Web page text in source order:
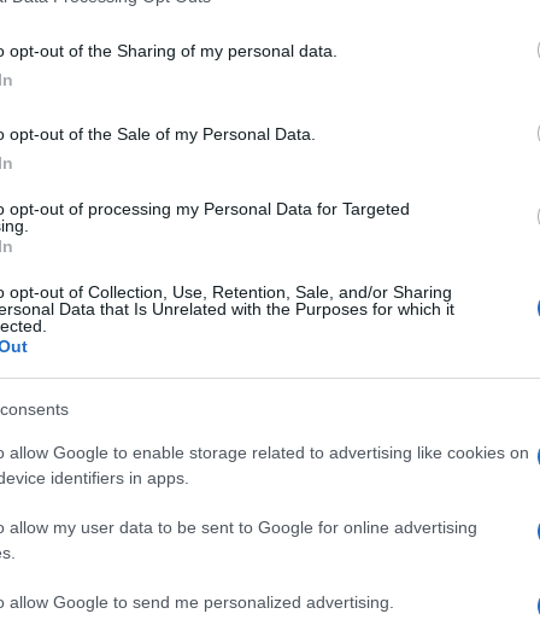
opt-out of the Sharing of my personal data.
opt-out of the Sale of my Personal Data.
opt-out of processing my Personal Data for Targeted
opt-out of Collection, Use, Retention, Sale, and/or Sharing
Data that Is Unrelated with the Purposes for which it
allow Google to enable storage related to advertising like cookies on
identifiers in apps.
allow my user data to be sent to Google for online advertising
allow Google to send me personalized advertising.
- 22:59
– Ελλάδα: Το 0-1 έκανε ο Τσιμίκας
επιδιώκει να μετρήσει τις δυνάμεις της
- 20:28